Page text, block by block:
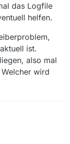
ist ein “Schieber”
- Mysteriös!
KODI 18.4,
mit den
nicht, nehme
das Logfile
helfen.
ist.
also mal
wird